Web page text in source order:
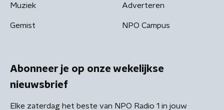
Muziek
Gemist
Adverteren
NPO Campus
Abonneer je op onze wekelijkse
nieuwsbrief
Elke zaterdag het beste van NPO Radio 1 in jouw